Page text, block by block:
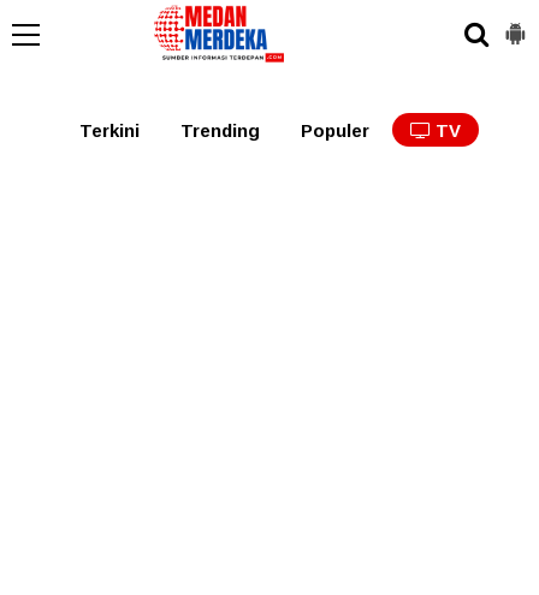
Tabagsel Tapanuli
Terkini Trending Populer TV